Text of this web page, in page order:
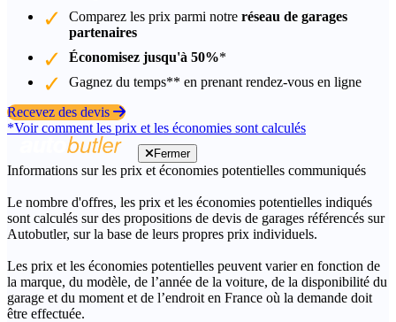
Comparez les prix parmi notre réseau de garages
partenaires
Économisez jusqu'à 50%*
Gagnez du temps** en prenant rendez-vous en ligne
Recevez des devis
*Voir comment les prix et les économies sont calculés
Fermer
Informations sur les prix et économies potentielles communiqués
Le nombre d'offres, les prix et les économies potentielles indiqués
sont calculés sur des propositions de devis de garages référencés sur
Autobutler, sur la base de leurs propres prix individuels.
Les prix et les économies potentielles peuvent varier en fonction de
la marque, du modèle, de l’année de la voiture, de la disponibilité du
garage et du moment et de l’endroit en France où la demande doit
être effectuée.